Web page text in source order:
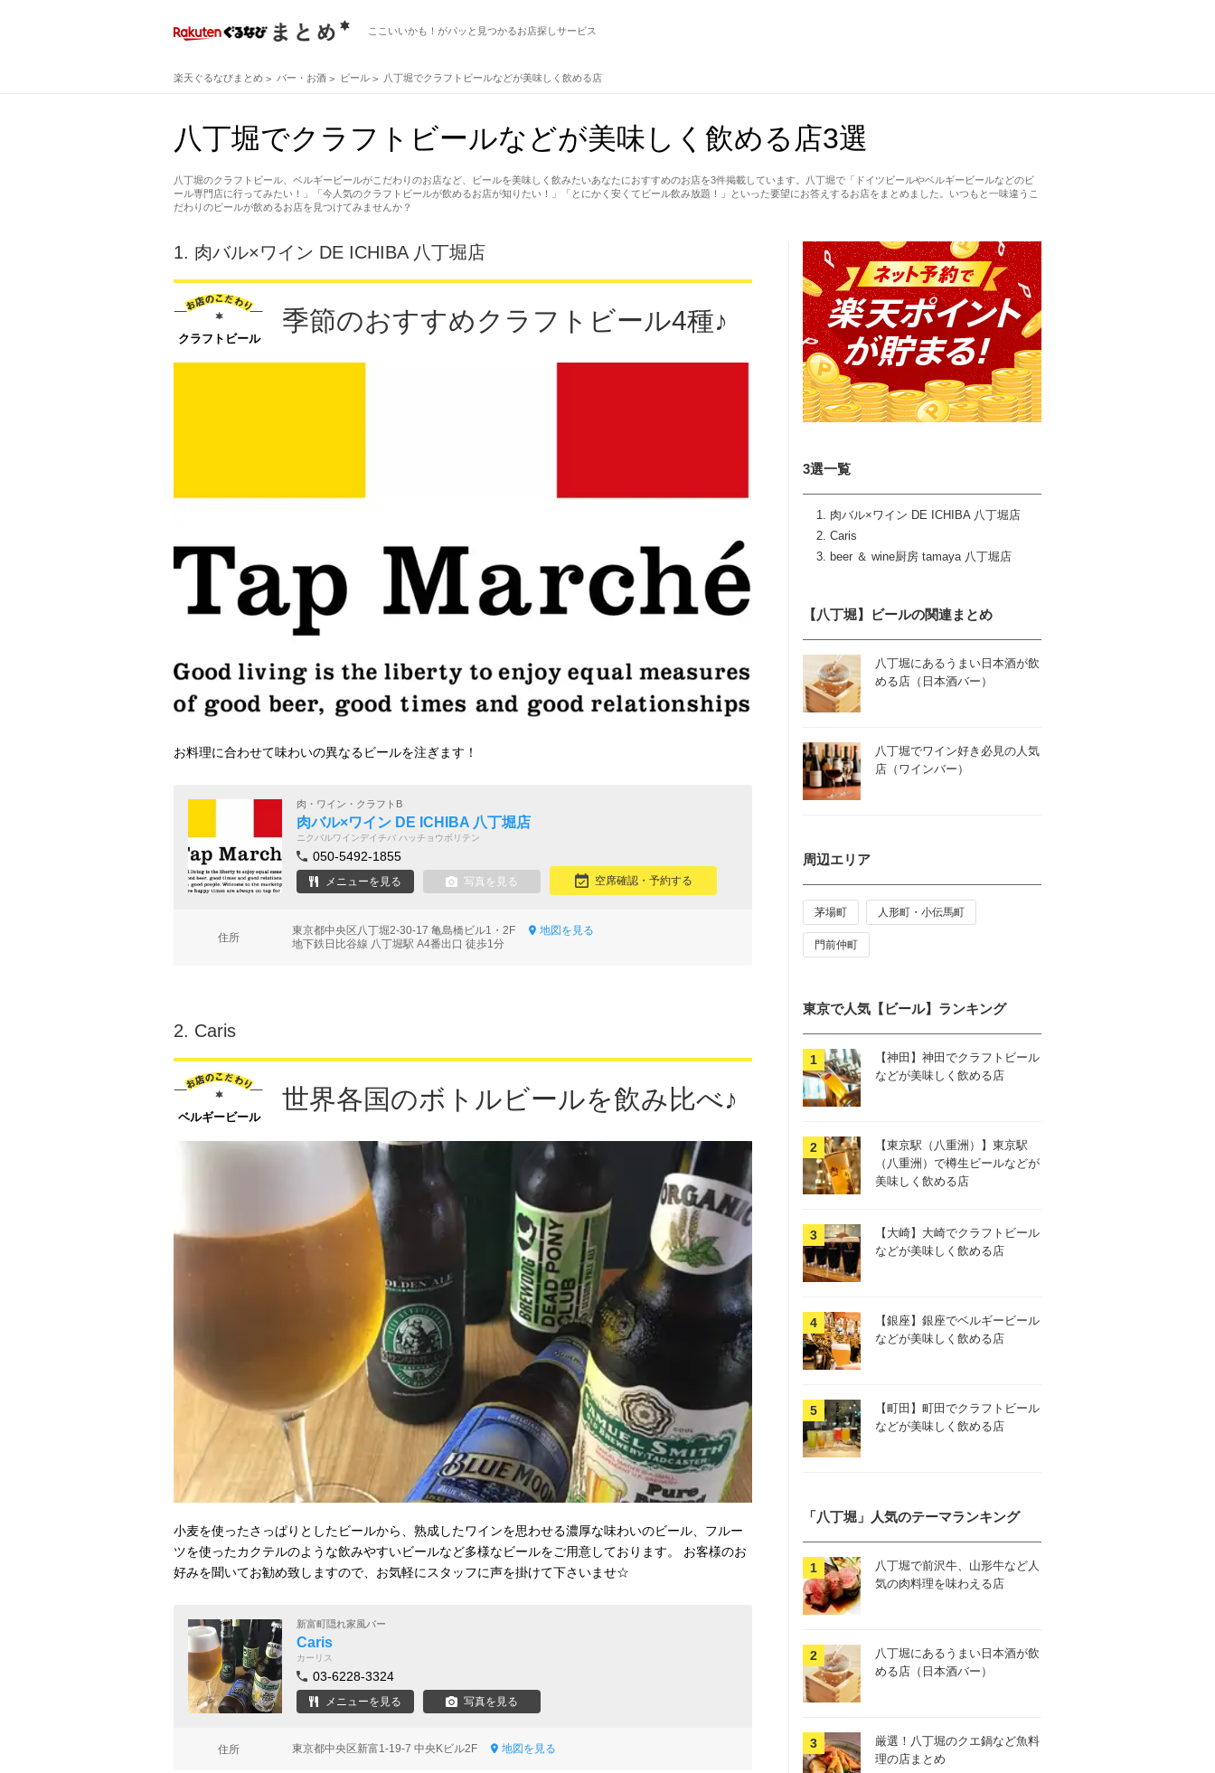
ここいいかも！がパッと見つかるお店探しサービス
楽天ぐるなびまとめ バー・お酒 ビール 八丁堀でクラフトビールなどが美味しく飲める店
八丁堀でクラフトビールなどが美味しく飲める店3選
八丁堀のクラフトビール、ベルギービールがこだわりのお店など、ビールを美味しく飲みたいあなたにおすすめのお店を3件掲載しています。八丁堀で「ドイツビールやベルギービールなどのビ
ール専門店に行ってみたい！」「今人気のクラフトビールが飲めるお店が知りたい！」「とにかく安くてビール飲み放題！」といった要望にお答えするお店をまとめました。いつもと一味違うこ
だわりのビールが飲めるお店を見つけてみませんか？
3選一覧
肉バル×ワイン DE ICHIBA 八丁堀店
Caris
beer ＆ wine厨房 tamaya 八丁堀店
1. 肉バル×ワイン DE ICHIBA 八丁堀店
クラフトビール
季節のおすすめクラフトビール4種♪
お料理に合わせて味わいの異なるビールを注ぎます！
肉・ワイン・クラフトB
肉バル×ワイン DE ICHIBA 八丁堀店
ニクバルワインデイチバ ハッチョウボリテン
050-5492-1855
メニューを見る 写真を見る 空席確認・予約する
住所
東京都中央区八丁堀2-30-17 亀島橋ビル1・2F
地図を見る
地下鉄日比谷線 八丁堀駅 A4番出口 徒歩1分
2. Caris
ベルギービール
世界各国のボトルビールを飲み比べ♪
小麦を使ったさっぱりとしたビールから、熟成したワインを思わせる濃厚な味わいのビール、フルー
ツを使ったカクテルのような飲みやすいビールなど多様なビールをご用意しております。 お客様のお
好みを聞いてお勧め致しますので、お気軽にスタッフに声を掛けて下さいませ☆
新富町隠れ家風バー
Caris
カーリス
03-6228-3324
メニューを見る 写真を見る
住所 東京都中央区新富1-19-7 中央Kビル2F 地図を見る
【八丁堀】ビールの関連まとめ
八丁堀にあるうまい日本酒が飲
める店（日本酒バー）
八丁堀でワイン好き必見の人気
店（ワインバー）
周辺エリア
茅場町 人形町・小伝馬町
門前仲町
東京で人気【ビール】ランキング
【神田】神田でクラフトビール
などが美味しく飲める店
【東京駅（八重洲）】東京駅
（八重洲）で樽生ビールなどが
美味しく飲める店
【大崎】大崎でクラフトビール
などが美味しく飲める店
【銀座】銀座でベルギービール
などが美味しく飲める店
【町田】町田でクラフトビール
などが美味しく飲める店
「八丁堀」人気のテーマランキング
八丁堀で前沢牛、山形牛など人
気の肉料理を味わえる店
八丁堀にあるうまい日本酒が飲
める店（日本酒バー）
厳選！八丁堀のクエ鍋など魚料
理の店まとめ